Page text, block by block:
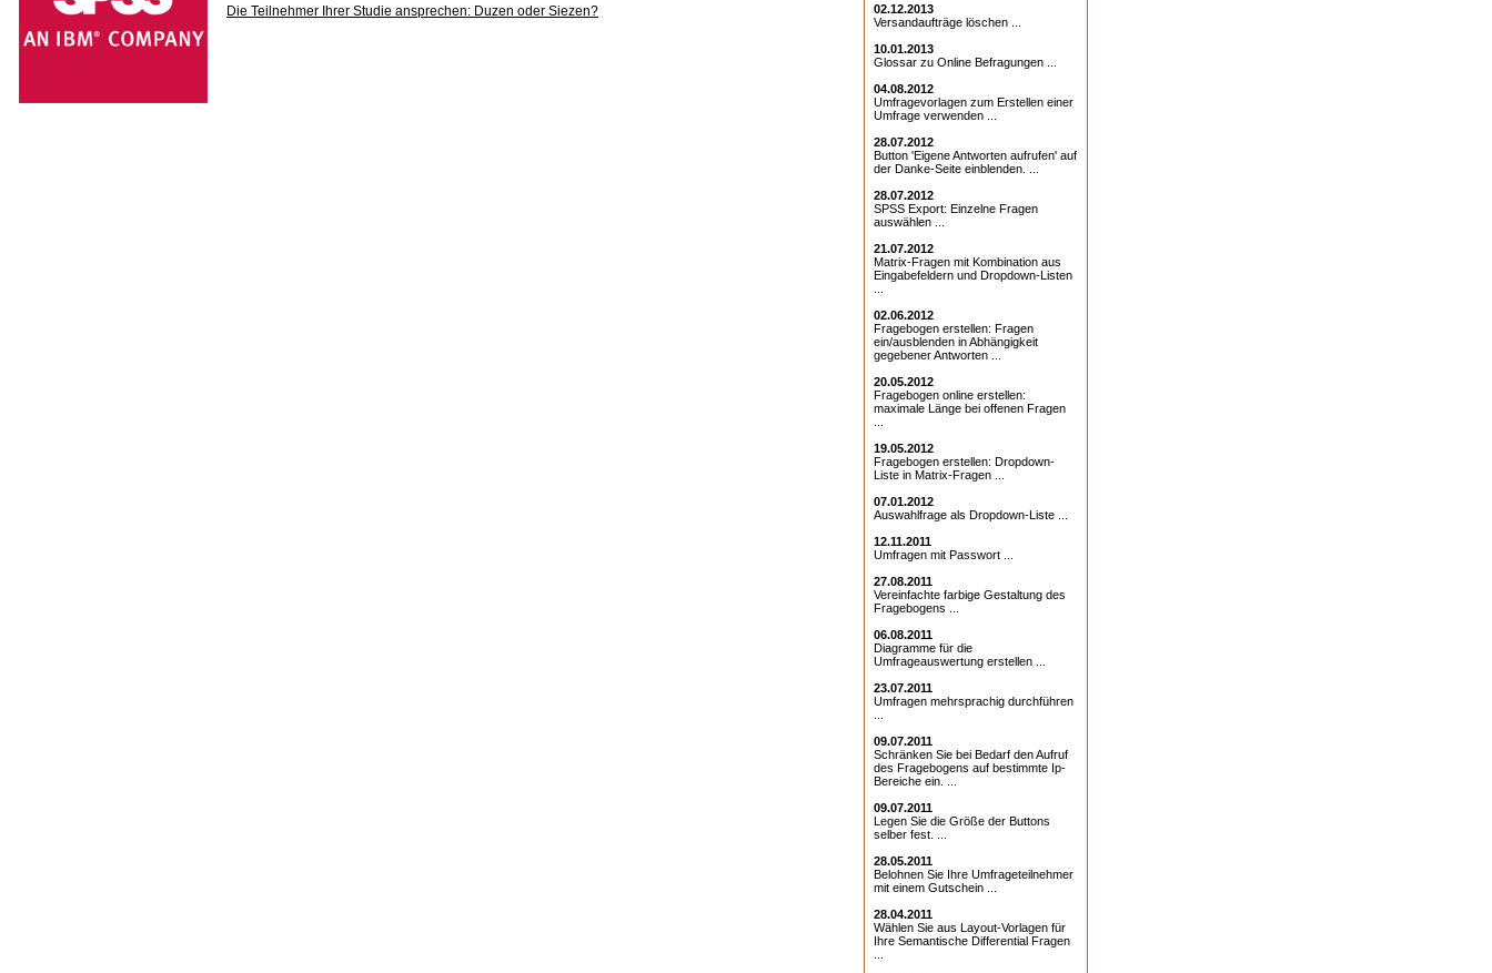
Die Teilnehmer Ihrer Studie ansprechen: Duzen oder Siezen?
02.12.2013
Versandaufträge löschen ...
10.01.2013
Glossar zu Online Befragungen ...
04.08.2012
Umfragevorlagen zum Erstellen einer
Umfrage verwenden ...
28.07.2012
Button 'Eigene Antworten aufrufen' auf
der Danke-Seite einblenden. ...
28.07.2012
SPSS Export: Einzelne Fragen
auswählen ...
21.07.2012
Matrix-Fragen mit Kombination aus
Eingabefeldern und Dropdown-Listen
02.06.2012
Fragebogen erstellen: Fragen
ein/ausblenden in Abhängigkeit
gegebener Antworten ...
20.05.2012
Fragebogen online erstellen:
maximale Länge bei offenen Fragen
19.05.2012
Fragebogen erstellen: Dropdown-
Liste in Matrix-Fragen ...
07.01.2012
Auswahlfrage als Dropdown-Liste ...
12.11.2011
Umfragen mit Passwort ...
27.08.2011
Vereinfachte farbige Gestaltung des
Fragebogens ...
06.08.2011
Diagramme für die
Umfrageauswertung erstellen ...
23.07.2011
Umfragen mehrsprachig durchführen
09.07.2011
Schränken Sie bei Bedarf den Aufruf
des Fragebogens auf bestimmte Ip-
Bereiche ein. ...
09.07.2011
Legen Sie die Größe der Buttons
selber fest. ...
28.05.2011
Belohnen Sie Ihre Umfrageteilnehmer
mit einem Gutschein ...
28.04.2011
Wählen Sie aus Layout-Vorlagen für
Ihre Semantische Differential Fragen